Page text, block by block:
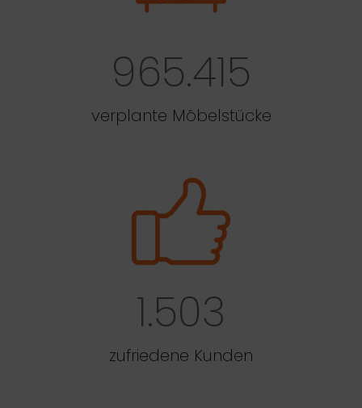
965.415
verplante Möbelstücke
1.503
zufriedene Kunden